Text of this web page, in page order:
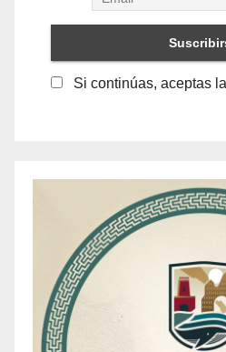
Si continúas, aceptas